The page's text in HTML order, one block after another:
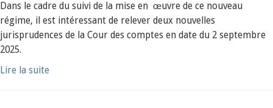
Dans le cadre du suivi de la mise en œuvre de ce nouveau
régime, il est intéressant de relever deux nouvelles
jurisprudences de la Cour des comptes en date du 2 septembre
2025.
Lire la suite